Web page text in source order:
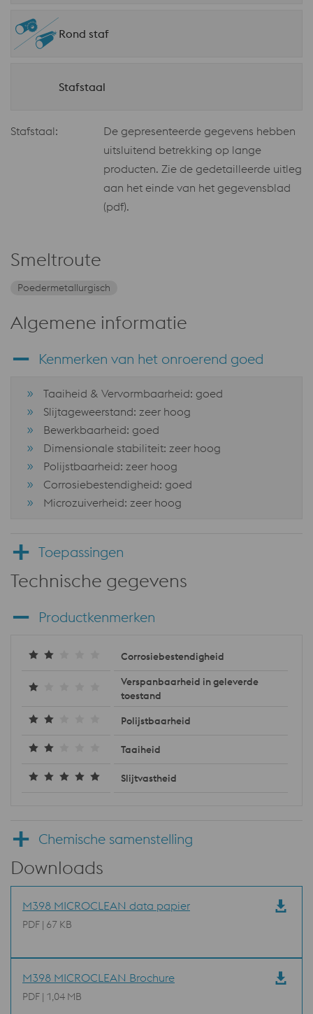
Rond staf
Stafstaal
Stafstaal:
De gepresenteerde gegevens hebben
uitsluitend betrekking op lange
producten. Zie de gedetailleerde uitleg
aan het einde van het gegevensblad
(pdf).
Smeltroute
Poedermetallurgisch
Algemene informatie
Kenmerken van het onroerend goed
Taaiheid & Vervormbaarheid: goed
Slijtageweerstand: zeer hoog
Bewerkbaarheid: goed
Dimensionale stabiliteit: zeer hoog
Polijstbaarheid: zeer hoog
Corrosiebestendigheid: goed
Microzuiverheid: zeer hoog
Toepassingen
Technische gegevens
Productkenmerken
Corrosiebestendigheid
Verspanbaarheid in geleverde
toestand
Polijstbaarheid
Taaiheid
Slijtvastheid
Chemische samenstelling
Downloads
M398 MICROCLEAN data papier
PDF | 67 KB
M398 MICROCLEAN Brochure
PDF | 1,04 MB